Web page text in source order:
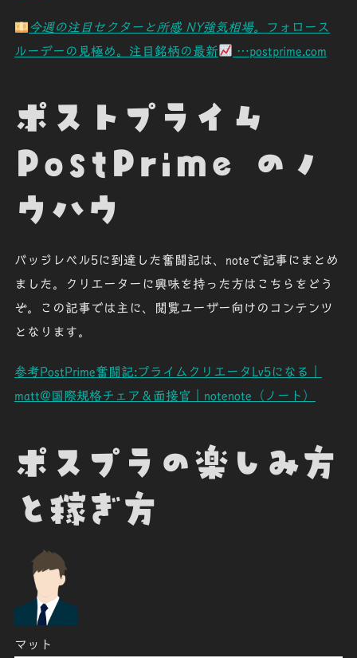
今週の注目セクターと所感 NY強気相場。
フォロース
ルーデーの見極め。注目銘柄の最新
…postprime.com
ポストプライム
PostPrime のノ
ウハウ
バッジレベル5に到達した奮闘記は、noteで記事にまとめ
ました。クリエーターに興味を持った方はこちらをどう
ぞ。この記事では主に、閲覧ユーザー向けのコンテンツ
となります。
参考PostPrime奮闘記:プライムクリエータLv5になる｜
matt@国際規格チェア＆面接官｜notenote（ノート）
ポスプラの楽しみ方
と稼ぎ方
マット